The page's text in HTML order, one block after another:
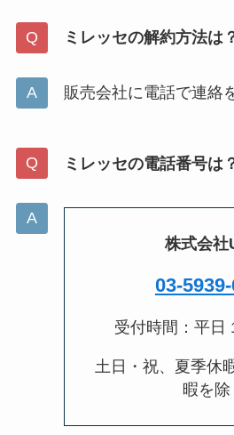
ミレッセの解約方法は
販売会社に電話で連絡
ミレッセの電話番号は
株式会社
03-
受付時間：平日
土日・祝、夏季休
暇を除